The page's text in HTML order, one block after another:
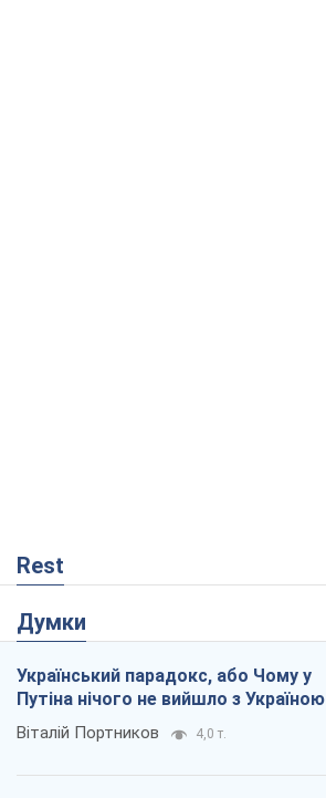
Rest
Думки
Український парадокс, або Чому у
Путіна нічого не вийшло з Україною
Віталій Портников 4,0 т.